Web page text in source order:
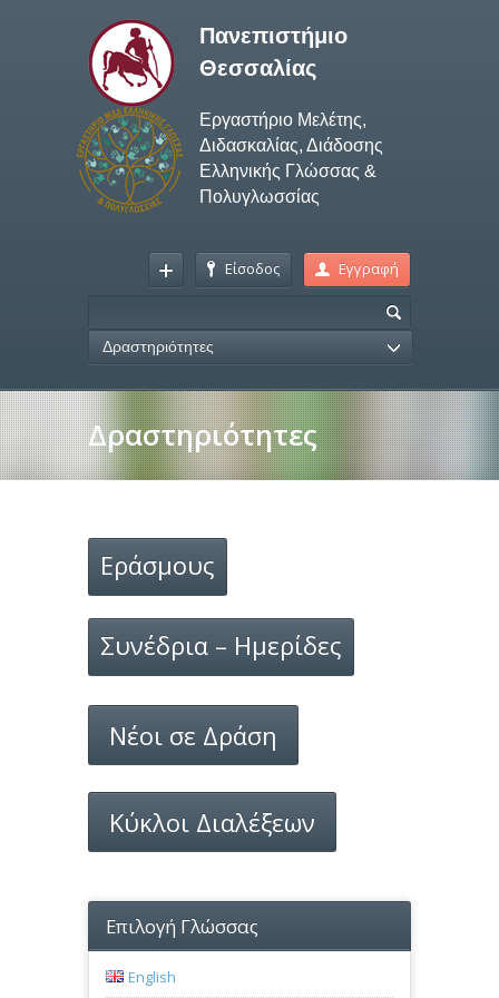
Πανεπιστήμιο
Θεσσαλίας
Εργαστήριο Μελέτης,
Διδασκαλίας, Διάδοσης
Ελληνικής Γλώσσας &
Πολυγλωσσίας
Είσοδος Εγγραφή
Δραστηριότητες
Δραστηριότητες
Εράσμους
Συνέδρια – Ημερίδες
Νέοι σε Δράση
Κύκλοι Διαλέξεων
Επιλογή Γλώσσας
English